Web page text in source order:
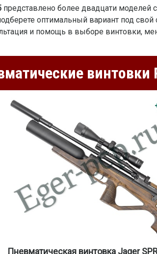
представлено более двадцати моделей
оптимальный вариант под
и помощь в выборе винтовки,
Пневматическая винтовка Jager